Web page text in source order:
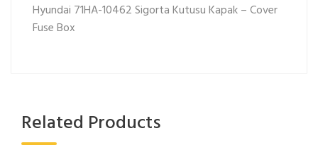
Hyundai 71HA-10462 Sigorta Kutusu Kapak – Cover
Fuse Box
Related Products